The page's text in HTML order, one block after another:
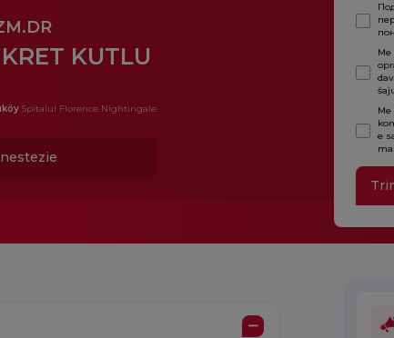
KUTLU
Spitalul Florence Nightingale
e